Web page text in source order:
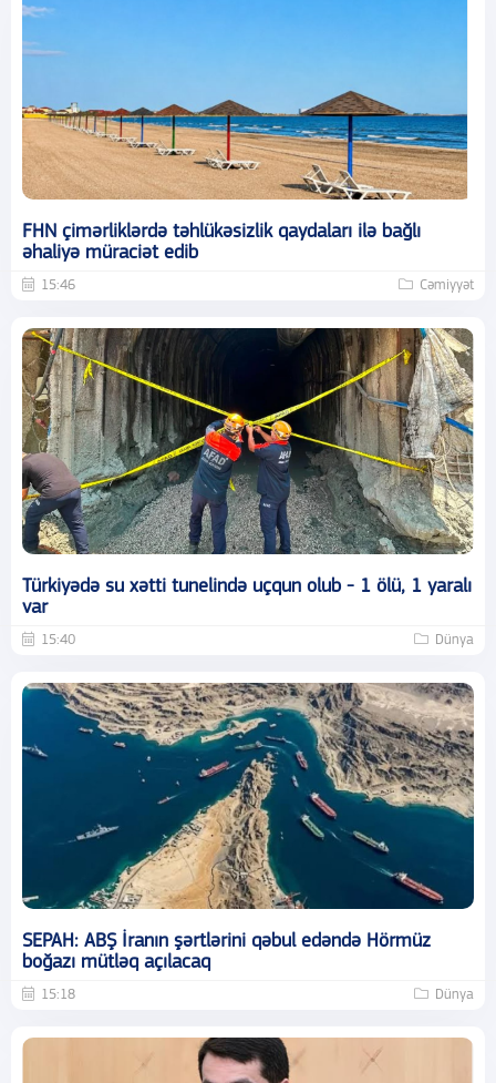
FHN çimərliklərdə təhlükəsizlik qaydaları ilə bağlı
əhaliyə müraciət edib
15:46 Cəmiyyət
Türkiyədə su xətti tunelində uçqun olub - 1 ölü, 1 yaralı
var
15:40 Dünya
SEPAH: ABŞ İranın şərtlərini qəbul edəndə Hörmüz
boğazı mütləq açılacaq
15:18 Dünya